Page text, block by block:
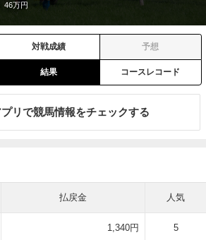
46万円
対戦成績 予想
結果 コースレコード
リで競馬情報をチェックする
払戻金 人気
1,340円 5